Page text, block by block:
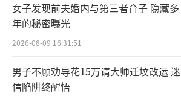
女子发现前夫婚内与第三者育子 隐藏多
年的秘密曝光
2026-08-09 16:31:51
男子不顾劝导花15万请大师迁坟改运 迷
信陷阱终醒悟